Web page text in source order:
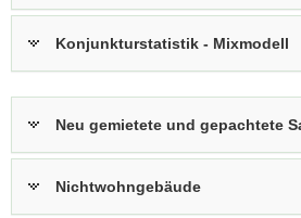
Konjunkturstatistik - Mixmodell
Neu gemietete und gepachtete
Nichtwohngebäude